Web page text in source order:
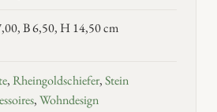
B 6,50, H 14,50 cm
,Rheingoldschiefer,Stein
,Wohndesign